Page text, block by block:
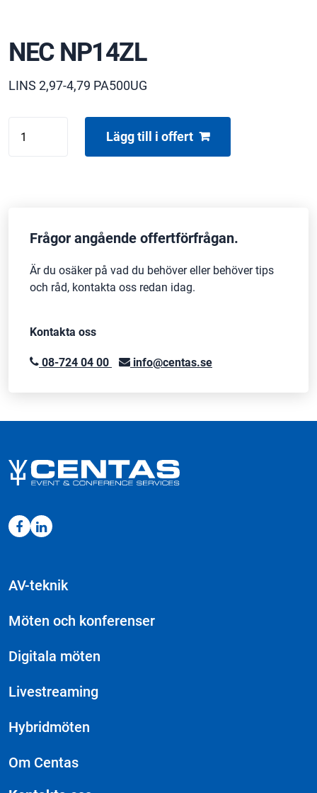
NEC NP14ZL
LINS 2,97-4,79 PA500UG
NP14ZL
Lägg till i offert
Frågor angående offertförfrågan.
Är du osäker på vad du behöver eller behöver tips
och råd, kontakta oss redan idag.
Kontakta oss
08-724 04 00 info@centas.se
AV-teknik
Möten och konferenser
Digitala möten
Livestreaming
Hybridmöten
Om Centas